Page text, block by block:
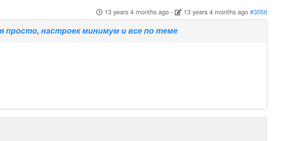
13 years 4 months ago- 13 years 4 months ago #3056
просто, настроек минимум и все по теме